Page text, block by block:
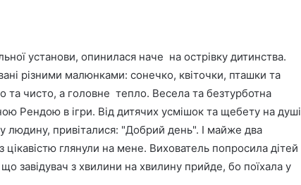
установи, опинилася наче на острівку дитинства.
різними малюнками: сонечко, квіточки, пташки та
та чисто, а головне тепло. Весела та безтурботна
Рендою в ігри. Від дитячих усмішок та щебету на душі
людину, привіталися: "Добрий день". І майже два
цікавістю глянули на мене. Вихователь попросила дітей
завідувач з хвилини на хвилину прийде, бо поїхала у